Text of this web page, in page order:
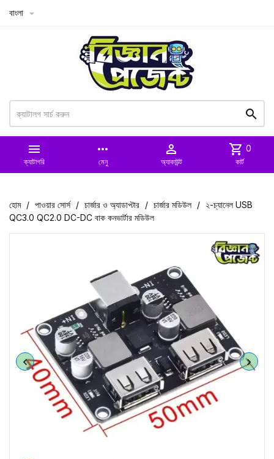
বাংলা 


ক্যাটাগরি
more_horiz
মেনু

অ্যাকাউন্ট
shopping_cart 0
কার্ট
হোম পাওয়ার সোর্স চার্জার ও অ্যাডাপ্টার চার্জার মডিউল
২-চ্যানেল USB
QC3.0 QC2.0 DC-DC বাক কনভার্টার মডিউল